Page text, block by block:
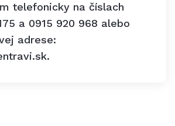
telefonicky na číslach
a 0915 920 968 alebo
adrese: